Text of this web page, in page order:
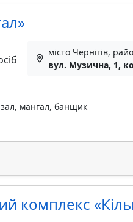
місто Чернігів,
вул. Музична, 1,
мангал, банщик
комплекс